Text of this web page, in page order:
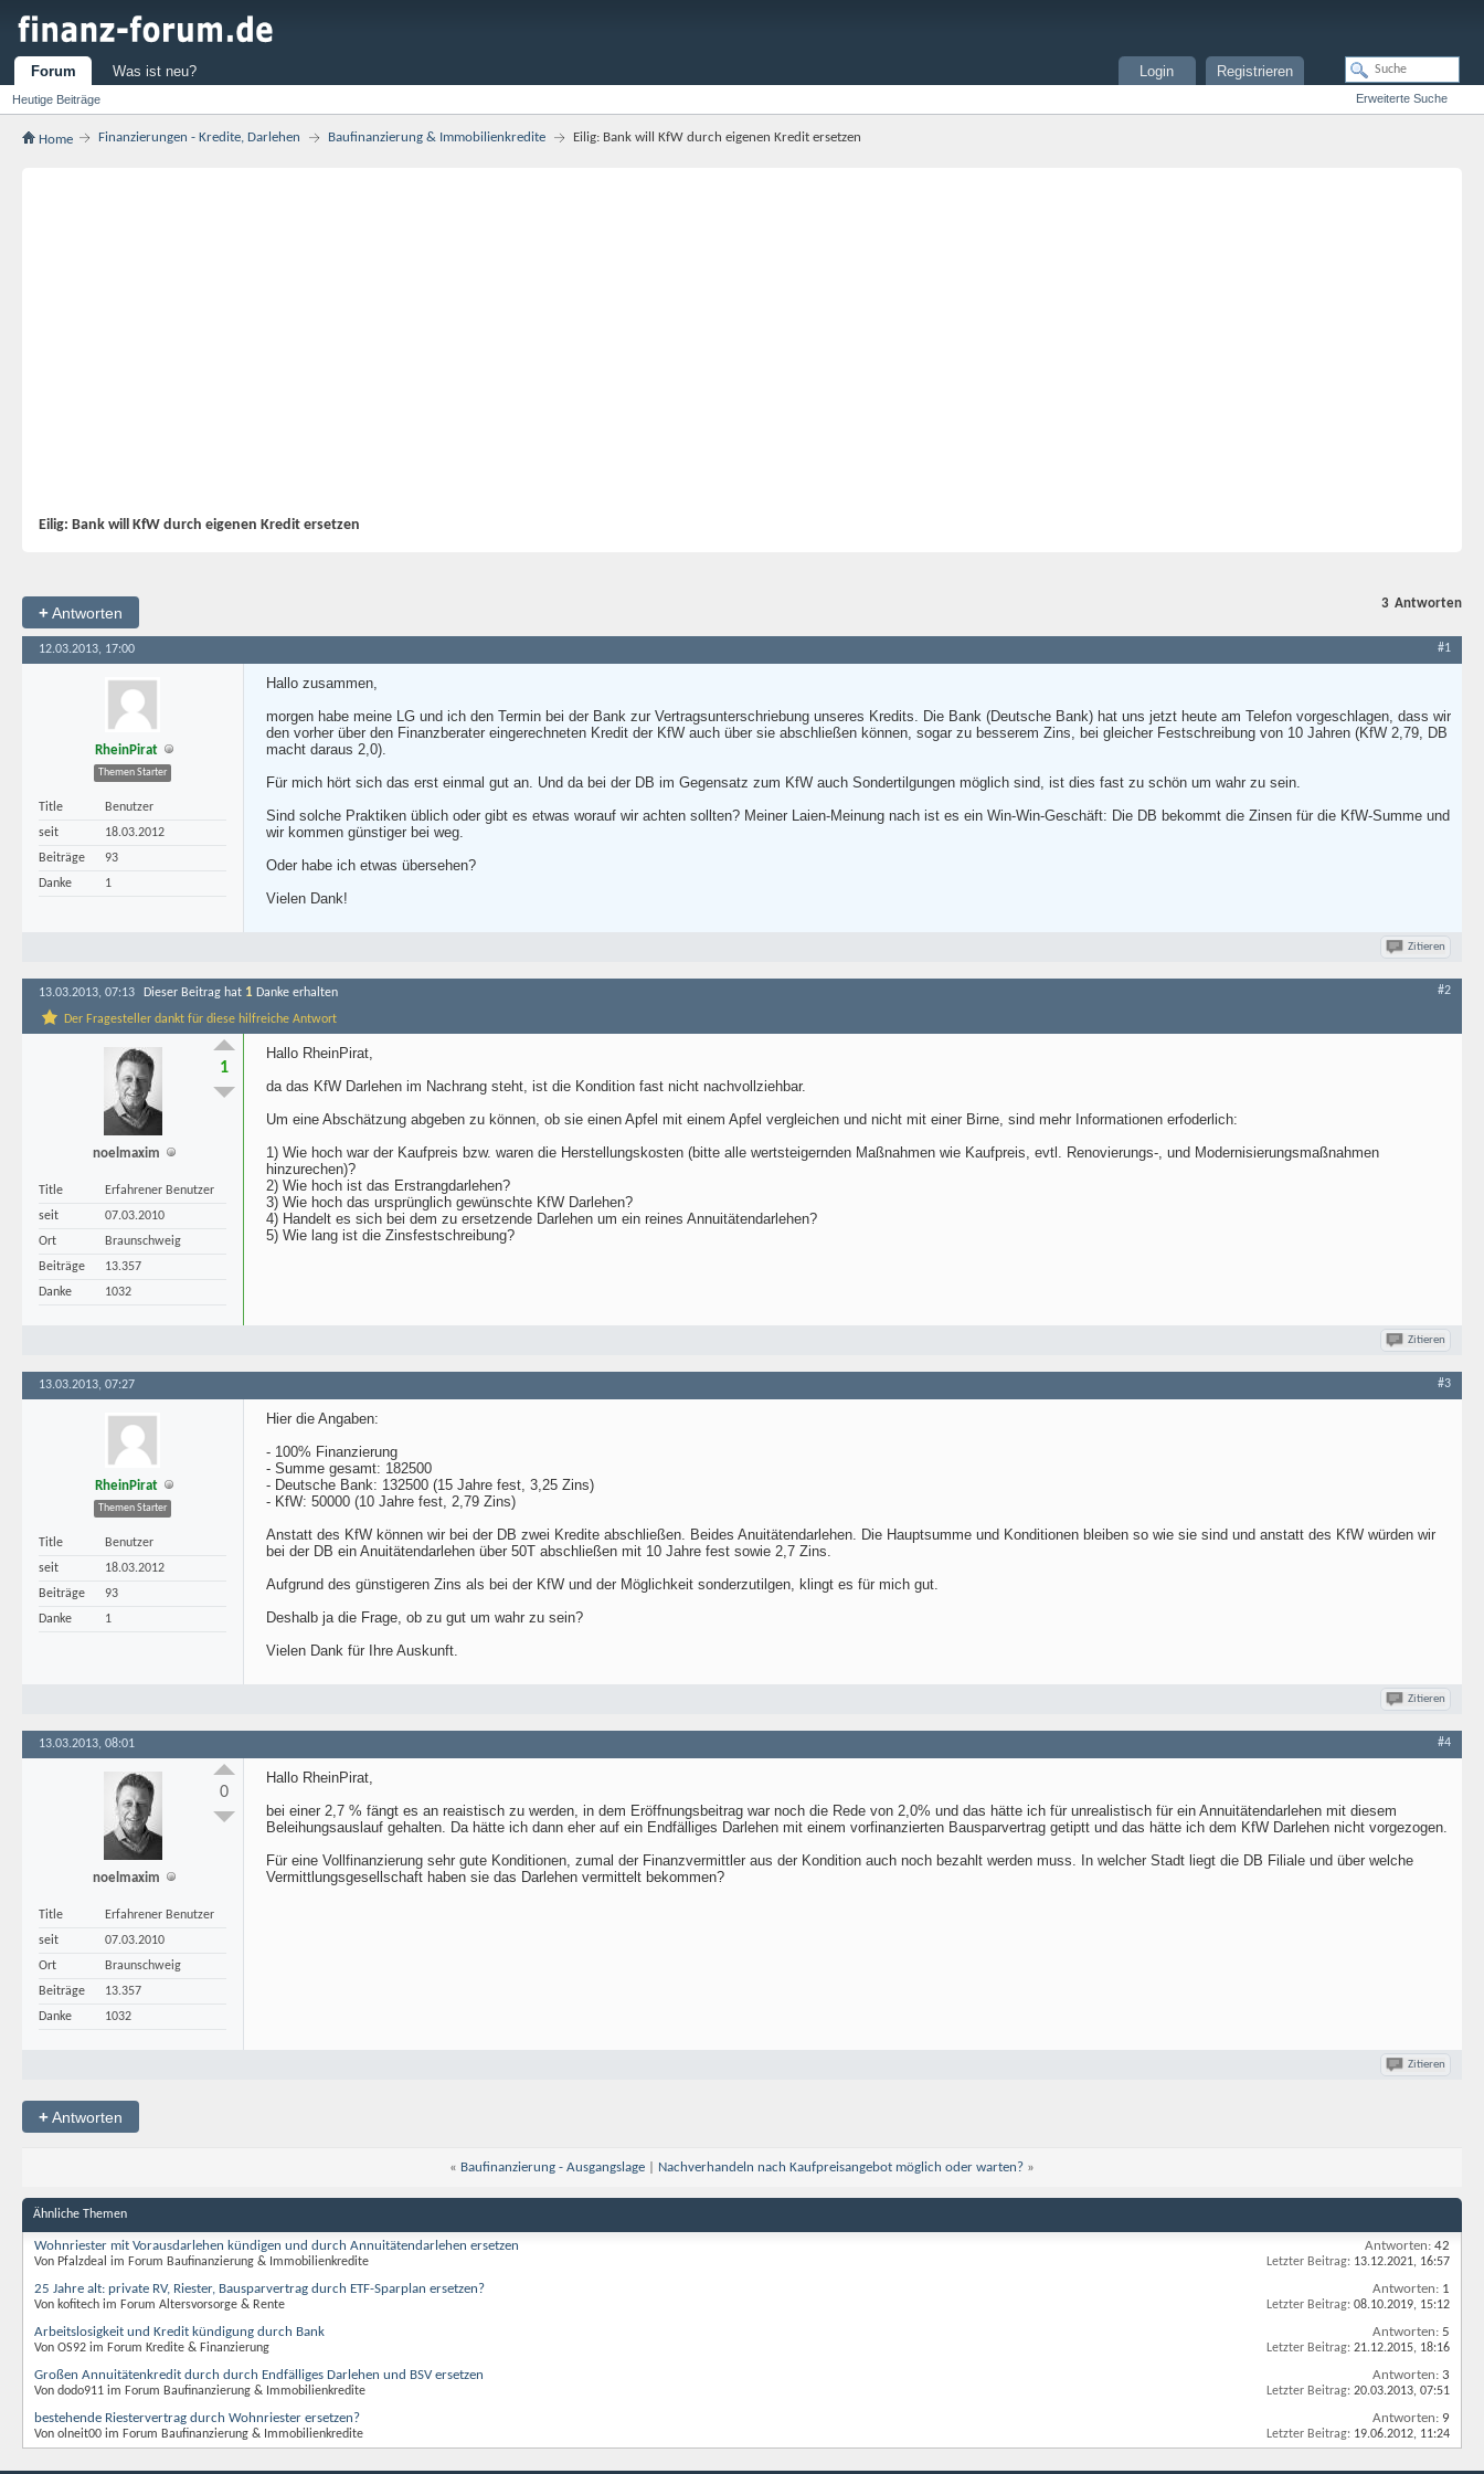
Forum
Heutige Beiträge
Was ist neu? Registrieren
Login
Erweiterte Suche
Home Finanzierungen - Kredite, Darlehen Baufinanzierung & Immobilienkredite Eilig: Bank will KfW durch eigenen Kredit ersetzen
Eilig: Bank will KfW durch eigenen Kredit ersetzen
+Antworten
3 Antworten
12.03.2013, 17:00 #1
RheinPirat
Themen Starter
Title
Benutzer
seit
18.03.2012
Beiträge
93
Danke
1
Hallo zusammen,
morgen habe meine LG und ich den Termin bei der Bank zur Vertragsunterschriebung unseres Kredits. Die Bank (Deutsche Bank) hat uns jetzt heute am Telefon vorgeschlagen, dass wir
den vorher über den Finanzberater eingerechneten Kredit der KfW auch über sie abschließen können, sogar zu besserem Zins, bei gleicher Festschreibung von 10 Jahren (KfW 2,79, DB
macht daraus 2,0).
Für mich hört sich das erst einmal gut an. Und da bei der DB im Gegensatz zum KfW auch Sondertilgungen möglich sind, ist dies fast zu schön um wahr zu sein.
Sind solche Praktiken üblich oder gibt es etwas worauf wir achten sollten? Meiner Laien-Meinung nach ist es ein Win-Win-Geschäft: Die DB bekommt die Zinsen für die KfW-Summe und
wir kommen günstiger bei weg.
Oder habe ich etwas übersehen?
Vielen Dank!
Zitieren
13.03.2013, 07:13 Dieser Beitrag hat 1 Danke erhalten
Der Fragesteller dankt für diese hilfreiche Antwort
#2
noelmaxim
Title
Erfahrener Benutzer
seit
07.03.2010
Ort
Braunschweig
Beiträge
13.357
Danke
1032
1
Hallo RheinPirat,
da das KfW Darlehen im Nachrang steht, ist die Kondition fast nicht nachvollziehbar.
Um eine Abschätzung abgeben zu können, ob sie einen Apfel mit einem Apfel vergleichen und nicht mit einer Birne, sind mehr Informationen erfoderlich:
1) Wie hoch war der Kaufpreis bzw. waren die Herstellungskosten (bitte alle wertsteigernden Maßnahmen wie Kaufpreis, evtl. Renovierungs-, und Modernisierungsmaßnahmen
hinzurechen)?
2) Wie hoch ist das Erstrangdarlehen?
3) Wie hoch das ursprünglich gewünschte KfW Darlehen?
4) Handelt es sich bei dem zu ersetzende Darlehen um ein reines Annuitätendarlehen?
5) Wie lang ist die Zinsfestschreibung?
Zitieren
13.03.2013, 07:27 #3
RheinPirat
Themen Starter
Title
Benutzer
seit
18.03.2012
Beiträge
93
Danke
1
Hier die Angaben:
- 100% Finanzierung
- Summe gesamt: 182500
- Deutsche Bank: 132500 (15 Jahre fest, 3,25 Zins)
- KfW: 50000 (10 Jahre fest, 2,79 Zins)
Anstatt des KfW können wir bei der DB zwei Kredite abschließen. Beides Anuitätendarlehen. Die Hauptsumme und Konditionen bleiben so wie sie sind und anstatt des KfW würden wir
bei der DB ein Anuitätendarlehen über 50T abschließen mit 10 Jahre fest sowie 2,7 Zins.
Aufgrund des günstigeren Zins als bei der KfW und der Möglichkeit sonderzutilgen, klingt es für mich gut.
Deshalb ja die Frage, ob zu gut um wahr zu sein?
Vielen Dank für Ihre Auskunft.
Zitieren
13.03.2013, 08:01 #4
noelmaxim
Title
Erfahrener Benutzer
seit
07.03.2010
Ort
Braunschweig
Beiträge
13.357
Danke
1032
0
Hallo RheinPirat,
bei einer 2,7 % fängt es an reaistisch zu werden, in dem Eröffnungsbeitrag war noch die Rede von 2,0% und das hätte ich für unrealistisch für ein Annuitätendarlehen mit diesem
Beleihungsauslauf gehalten. Da hätte ich dann eher auf ein Endfälliges Darlehen mit einem vorfinanzierten Bausparvertrag getiptt und das hätte ich dem KfW Darlehen nicht vorgezogen.
Für eine Vollfinanzierung sehr gute Konditionen, zumal der Finanzvermittler aus der Kondition auch noch bezahlt werden muss. In welcher Stadt liegt die DB Filiale und über welche
Vermittlungsgesellschaft haben sie das Darlehen vermittelt bekommen?
Zitieren
+Antworten
« Baufinanzierung - Ausgangslage Nachverhandeln nach Kaufpreisangebot möglich oder warten? »
Ähnliche Themen
Wohnriester mit Vorausdarlehen kündigen und durch Annuitätendarlehen ersetzen
Von Pfalzdeal im Forum Baufinanzierung & Immobilienkredite
Antworten: 42
Letzter Beitrag: 13.12.2021, 16:57
25 Jahre alt: private RV, Riester, Bausparvertrag durch ETF-Sparplan ersetzen?
Von kofitech im Forum Altersvorsorge & Rente
Antworten: 1
Letzter Beitrag: 08.10.2019, 15:12
Arbeitslosigkeit und Kredit kündigung durch Bank
Von OS92 im Forum Kredite & Finanzierung
Antworten: 5
Letzter Beitrag: 21.12.2015, 18:16
Großen Annuitätenkredit durch durch Endfälliges Darlehen und BSV ersetzen
Von dodo911 im Forum Baufinanzierung & Immobilienkredite
Antworten: 3
Letzter Beitrag: 20.03.2013, 07:51
bestehende Riestervertrag durch Wohnriester ersetzen?
Von olneit00 im Forum Baufinanzierung & Immobilienkredite
Antworten: 9
Letzter Beitrag: 19.06.2012, 11:24